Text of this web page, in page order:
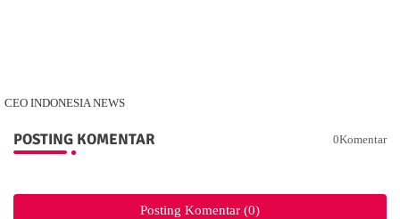
CEO INDONESIA NEWS
POSTING KOMENTAR 0Komentar
Posting Komentar (0)